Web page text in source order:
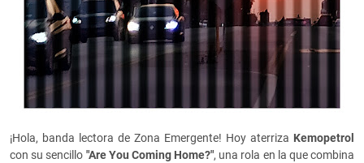
¡Hola, banda lectora de Zona Emergente! Hoy aterriza Kemopetrol
con su sencillo "Are You Coming Home?", una rola en la que combina